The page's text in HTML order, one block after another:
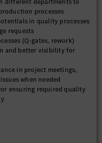
processes
in quality processes
requests
(Q-gates, rework)
and better visibility for
in project meetings,
when needed
ensuring required quality